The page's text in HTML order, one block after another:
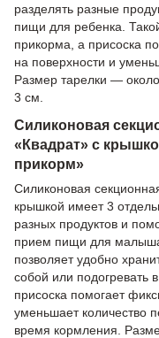
разделять разные
пищи для ребенка.
прикорма, а присоска
на поверхности и
Размер тарелки —
3 см.
Силиконовая
«Квадрат» с
прикорм»
Силиконовая
крышкой имеет 3
разных продуктов и
прием пищи для
позволяет удобно
собой или подогревать
присоска помогает
уменьшает количество
время кормления.